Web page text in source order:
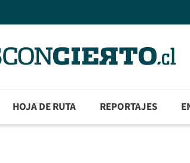
HOJA DE RUTA REPORTAJES